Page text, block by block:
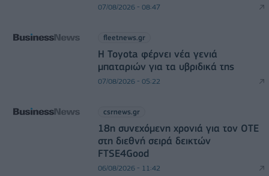
07/08/2026 - 08:47
fleetnews.gr
Η Toyota φέρνει νέα γενιά
μπαταριών για τα υβριδικά της
07/08/2026 - 05:22
csrnews.gr
18η συνεχόμενη χρονιά για τον ΟΤΕ
στη διεθνή σειρά δεικτών
FTSE4Good
06/08/2026 - 11:42